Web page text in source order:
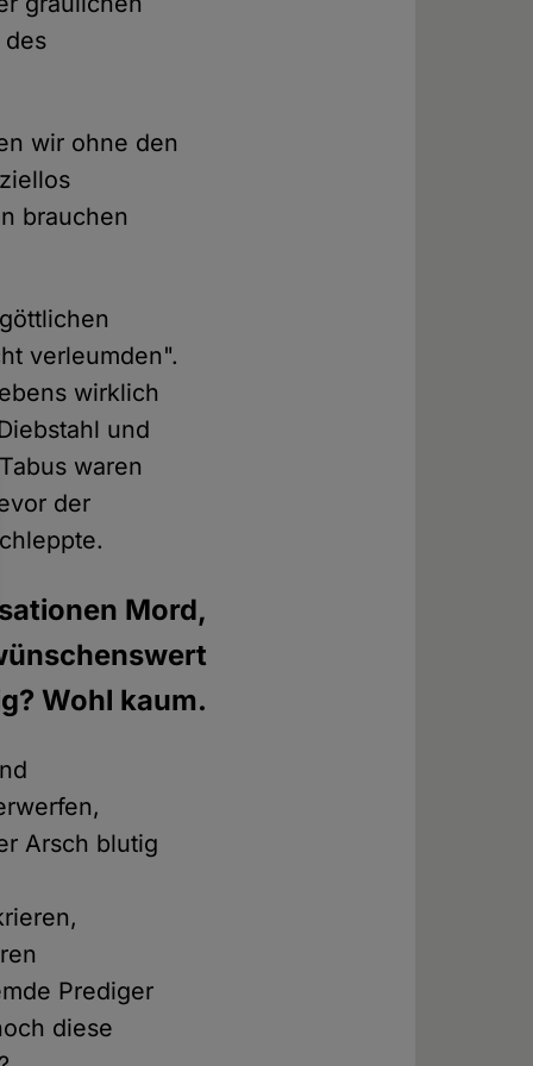
des
wir ohne den
brauchen
verleumden".
wirklich
und
waren
der
Mord,
Wohl kaum.
Arsch blutig
Prediger
diese